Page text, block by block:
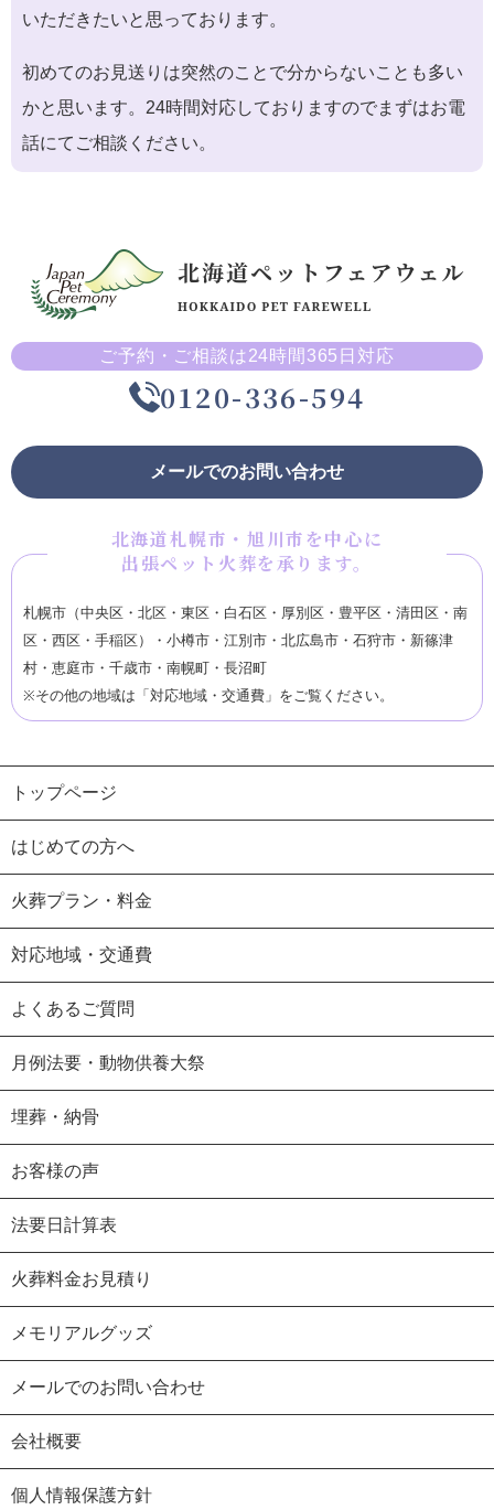
いただきたいと思っております。
初めてのお見送りは突然のことで分からないことも多い
かと思います。24時間対応しておりますのでまずはお電
話にてご相談ください。
ご予約・ご相談は24時間365日対応
0120-336-594
メールでのお問い合わせ
北海道札幌市・旭川市を中心に
出張ペット火葬を承ります。
札幌市（中央区・北区・東区・白石区・厚別区・豊平区・清田区・南
区・西区・手稲区）
・ 小樽市 ・ 江別市 ・ 北広島市 ・ 石狩市 ・ 新篠津
村 ・ 恵庭市 ・ 千歳市 ・ 南幌町 ・ 長沼町
※その他の地域は「 対応地域・交通費 」をご覧ください。
トップページ
はじめての方へ
火葬プラン・料金
対応地域・交通費
よくあるご質問
月例法要・動物供養大祭
埋葬・納骨
お客様の声
法要日計算表
火葬料金お見積り
メモリアルグッズ
メールでのお問い合わせ
会社概要
個人情報保護方針